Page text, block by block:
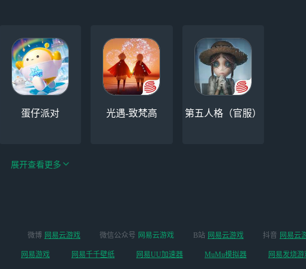
蛋仔派对 光遇-致梵高 第五人格（官服）
逆水寒手游（全新
版本开启 ）
云手机 阴阳师
展开查看更多
微博 网易云游戏 微信公众号 网易云游戏 B站 网易云游戏 抖音 网易云
网易游戏 网易千千壁纸 网易UU加速器 MuMu模拟器 网易发烧游